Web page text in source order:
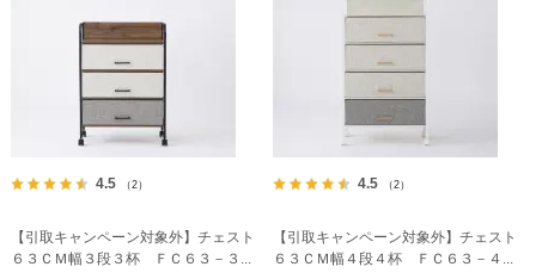
4.5 （2）
【引取キャンペーン対象外】チェスト
６３ＣＭ幅３段３杯 ＦＣ６３－３...
4.5 （2）
【引取キャンペーン対象外】チェスト
６３ＣＭ幅４段４杯 ＦＣ６３－４...